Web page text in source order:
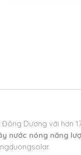
Dương với hơn
nước nóng năng